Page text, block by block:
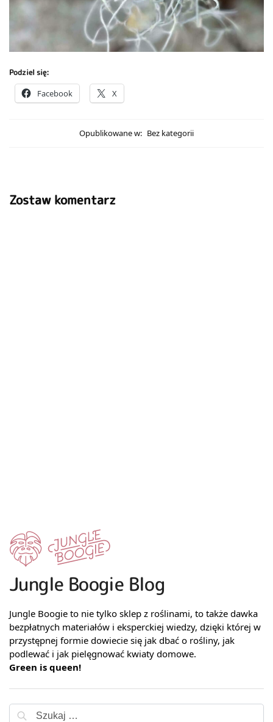
Podziel się:
Facebook X
Opublikowane w: Bez kategorii
Zostaw komentarz
Jungle Boogie Blog
Jungle Boogie to nie tylko sklep z roślinami, to także dawka
bezpłatnych materiałów i eksperckiej wiedzy, dzięki której w
przystępnej formie dowiecie się jak dbać o rośliny, jak
podlewać i jak pielęgnować kwiaty domowe.
Green is queen!